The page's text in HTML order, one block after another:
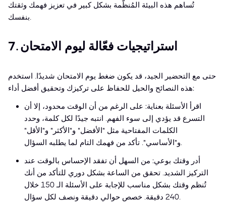
تُساهم هذه البيئة المُنظّمة بشكل كبير في تعزيز فهمك وثقتك
بنفسك.
7. استراتيجيات فعّالة ليوم الامتحان
حتى مع التحضير الجيد، قد يكون ضغط يوم الامتحان شديدًا. استخدم
هذه النصائح والحيل للحفاظ على تركيزك وتحقيق أفضل أداء:
اقرأ الأسئلة بعناية: على الرغم من أن الوقت محدود، إلا أن
التسرع قد يؤدي إلى سوء الفهم. انتبه جيدًا لكل كلمة، وحدد
الكلمات المفتاحية مثل "الأفضل" و"الأكثر" و"الأقل"
و"الأساسي". تأكد من فهمك التام لما يطلبه السؤال.
أدر وقتك بوعي: من السهل أن تفقد الإحساس بالوقت عند
التركيز الشديد. تحقق من الساعة بشكل دوري للتأكد من أنك
تُنظم وقتك بشكل مناسب للإجابة على الأسئلة الـ 150 خلال
240 دقيقة. خصص حوالي دقيقة ونصف لكل سؤال.